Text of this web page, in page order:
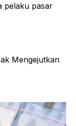
pelaku pasar
Mengejutkan